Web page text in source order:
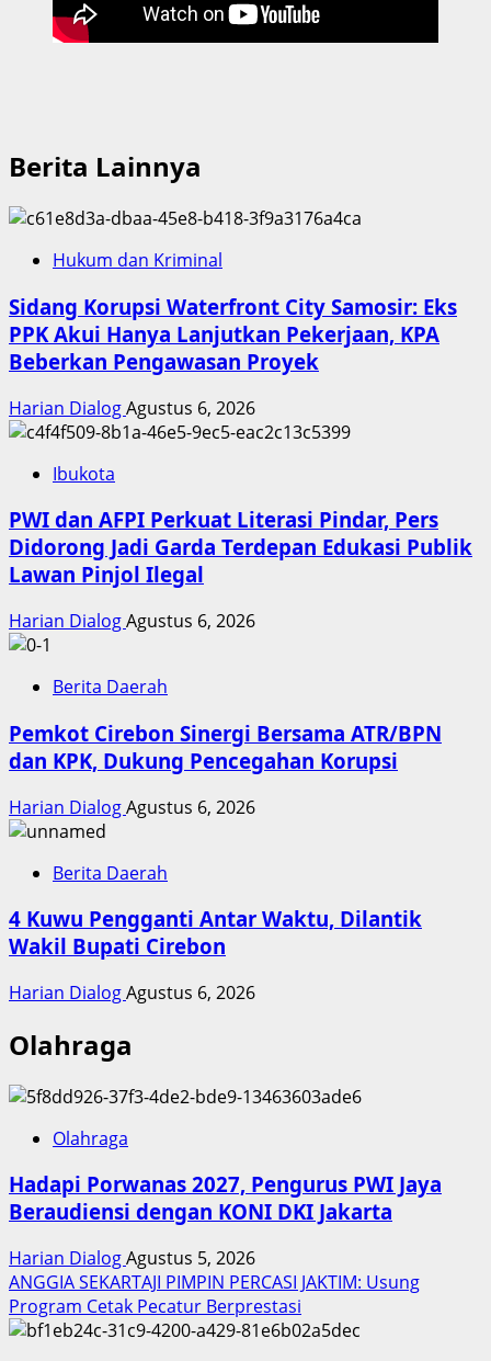
Berita Lainnya
Hukum dan Kriminal
Sidang Korupsi Waterfront City Samosir: Eks
PPK Akui Hanya Lanjutkan Pekerjaan, KPA
Beberkan Pengawasan Proyek
Harian DialogAgustus 6, 2026
Ibukota
PWI dan AFPI Perkuat Literasi Pindar, Pers
Didorong Jadi Garda Terdepan Edukasi Publik
Lawan Pinjol Ilegal
Harian DialogAgustus 6, 2026
Berita Daerah
Pemkot Cirebon Sinergi Bersama ATR/BPN
dan KPK, Dukung Pencegahan Korupsi
Harian DialogAgustus 6, 2026
Berita Daerah
4 Kuwu Pengganti Antar Waktu, Dilantik
Wakil Bupati Cirebon
Harian DialogAgustus 6, 2026
Olahraga
Olahraga
Hadapi Porwanas 2027, Pengurus PWI Jaya
Beraudiensi dengan KONI DKI Jakarta
Harian DialogAgustus 5, 2026
ANGGIA SEKARTAJI PIMPIN PERCASI JAKTIM: Usung
Program Cetak Pecatur Berprestasi